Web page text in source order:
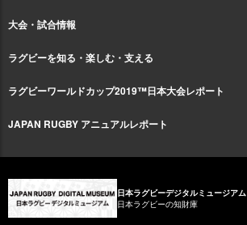
大会・試合情報
ラグビーを知る・楽しむ・支える
ラグビーワールドカップ2019™日本大会レポート
JAPAN RUGBY アニュアルレポート
日本ラグビーデジタルミュージアム
日本ラグビーの知財庫